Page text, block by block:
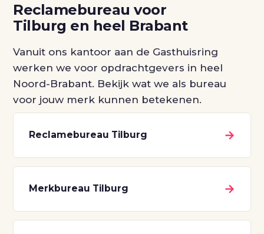
Reclamebureau voor
Tilburg en heel Brabant
Vanuit ons kantoor aan de Gasthuisring
werken we voor opdrachtgevers in heel
Noord-Brabant. Bekijk wat we als bureau
voor jouw merk kunnen betekenen.
Reclamebureau Tilburg →
Merkbureau Tilburg →